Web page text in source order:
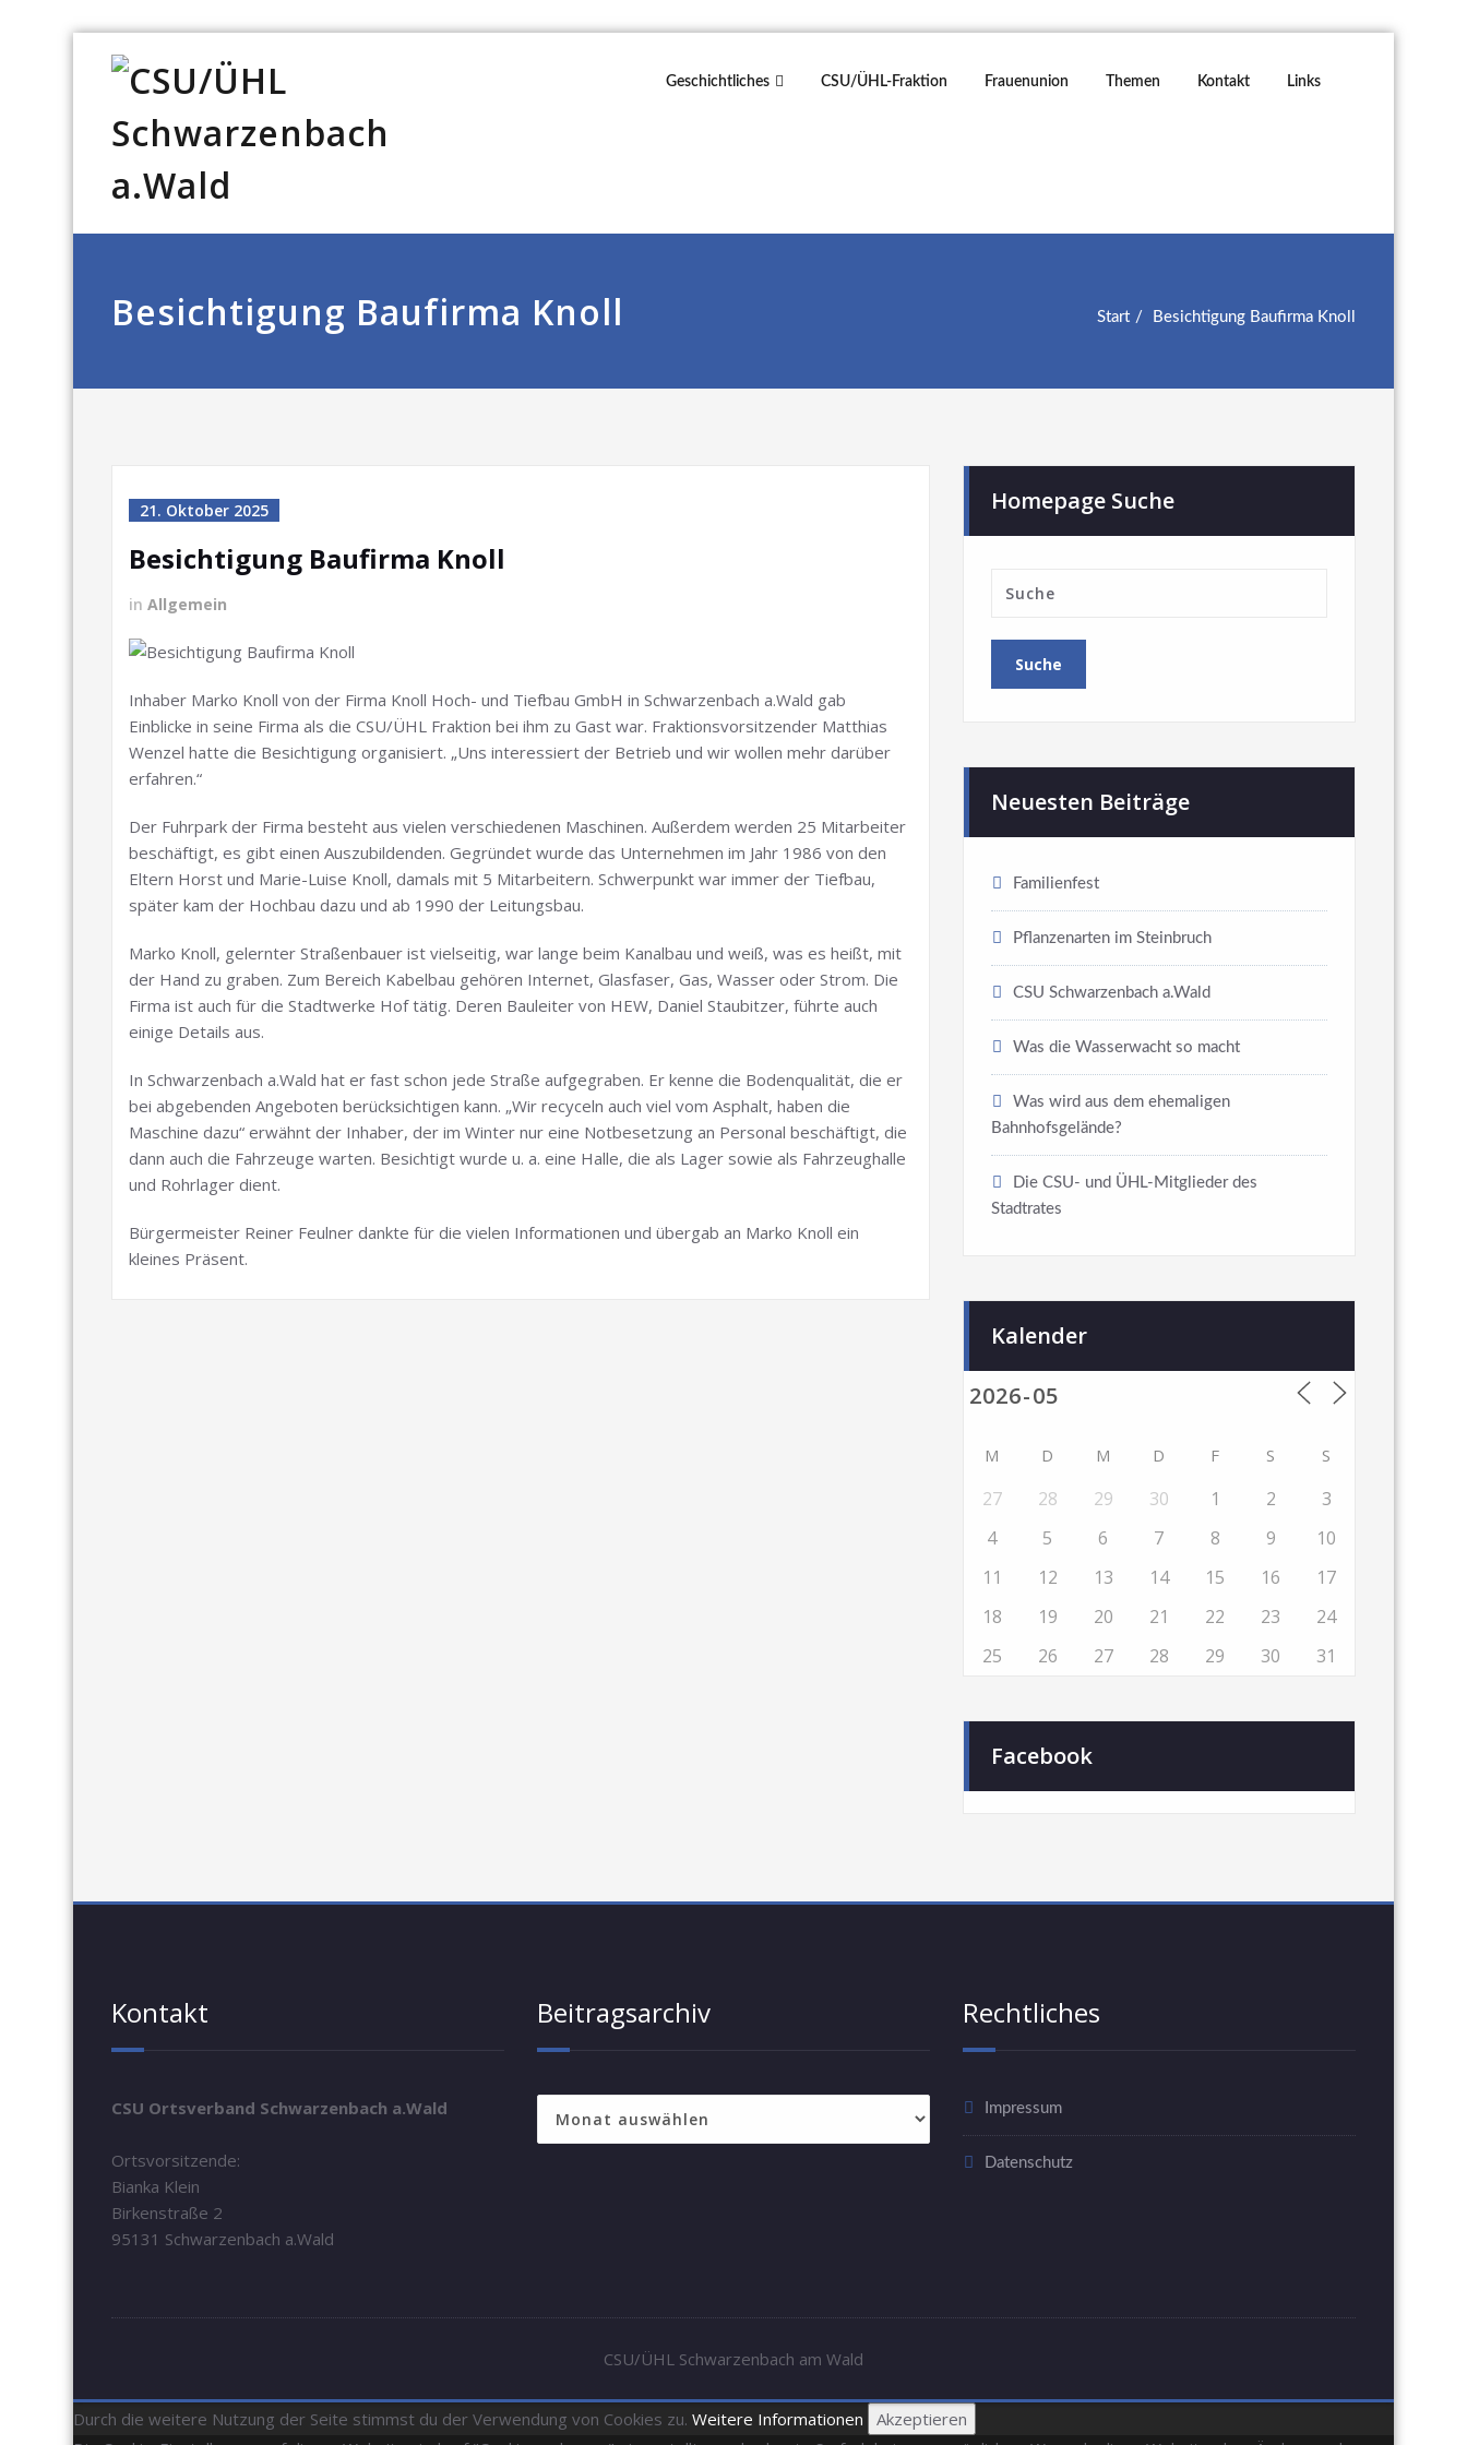
Geschichtliches CSU/ÜHL-Fraktion Frauenunion Themen Kontakt Links
Besichtigung Baufirma Knoll Start Besichtigung Baufirma Knoll
21. Oktober 2025
Besichtigung Baufirma Knoll
in Allgemein
Inhaber Marko Knoll von der Firma Knoll Hoch- und Tiefbau GmbH in Schwarzenbach a.Wald gab
Einblicke in seine Firma als die CSU/ÜHL Fraktion bei ihm zu Gast war. Fraktionsvorsitzender Matthias
Wenzel hatte die Besichtigung organisiert. „Uns interessiert der Betrieb und wir wollen mehr darüber
erfahren.“
Der Fuhrpark der Firma besteht aus vielen verschiedenen Maschinen. Außerdem werden 25 Mitarbeiter
beschäftigt, es gibt einen Auszubildenden. Gegründet wurde das Unternehmen im Jahr 1986 von den
Eltern Horst und Marie-Luise Knoll, damals mit 5 Mitarbeitern. Schwerpunkt war immer der Tiefbau,
später kam der Hochbau dazu und ab 1990 der Leitungsbau.
Marko Knoll, gelernter Straßenbauer ist vielseitig, war lange beim Kanalbau und weiß, was es heißt, mit
der Hand zu graben. Zum Bereich Kabelbau gehören Internet, Glasfaser, Gas, Wasser oder Strom. Die
Firma ist auch für die Stadtwerke Hof tätig. Deren Bauleiter von HEW, Daniel Staubitzer, führte auch
einige Details aus.
In Schwarzenbach a.Wald hat er fast schon jede Straße aufgegraben. Er kenne die Bodenqualität, die er
bei abgebenden Angeboten berücksichtigen kann. „Wir recyceln auch viel vom Asphalt, haben die
Maschine dazu“ erwähnt der Inhaber, der im Winter nur eine Notbesetzung an Personal beschäftigt, die
dann auch die Fahrzeuge warten. Besichtigt wurde u. a. eine Halle, die als Lager sowie als Fahrzeughalle
und Rohrlager dient.
Bürgermeister Reiner Feulner dankte für die vielen Informationen und übergab an Marko Knoll ein
kleines Präsent.
Homepage Suche
Neuesten Beiträge
Familienfest
Pflanzenarten im Steinbruch
CSU Schwarzenbach a.Wald
Was die Wasserwacht so macht
Was wird aus dem ehemaligen
Bahnhofsgelände?
Die CSU- und ÜHL-Mitglieder des
Stadtrates
Kalender
M D M D F S S
27 28 29 30 1 2
3
4
5 6 7 8 9
10
11
12 13 14 15 16
17
18
19 20 21 22 23
24
25
26 27 28 29 30 31
Facebook
Kontakt
CSU Ortsverband Schwarzenbach a.Wald
Ortsvorsitzende:
Bianka Klein
Birkenstraße 2
95131 Schwarzenbach a.Wald
Beitragsarchiv Rechtliches
Impressum
Datenschutz
CSU/ÜHL Schwarzenbach am Wald
Durch die weitere Nutzung der Seite stimmst du der Verwendung von Cookies zu. Weitere Informationen
Akzeptieren